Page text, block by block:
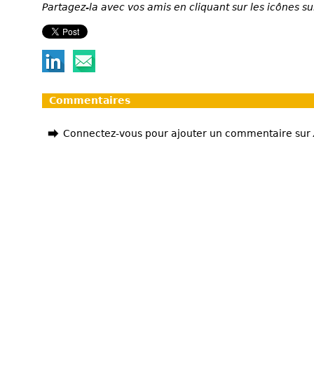
Partagez-la avec vos amis en cliquant sur les icônes
Commentaires
Connectez-vous pour ajouter un commentaire sur